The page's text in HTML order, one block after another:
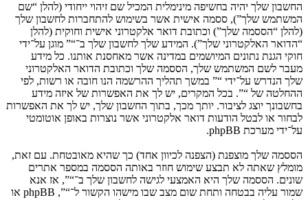
החשבון שלך יהיה בחשיפה מינימלית המכיל שם זיהוי ייחודי (להלן “שם
המשתמש שלך”), ססמה אישית אשר בשימוש להתחברות לחשבון שלך
(להלן “הססמה שלך”) וכתובת דואר אלקטרוני אישית וחוקית (להלן
“הדואר האלקטרוני שלך”). המידע שלך לחשבון שלך ב־“” מוגן על־ידי
חוקי הגנת נתונים המיושמים במדינה אשר מאחסנת אותנו. כל מידע
מעבר לשם המשתמש שלך, הססמה שלך וכתובת הדואר האלקטרוני
שלך הנדרש על־ידי “” במשך תהליך ההרשמה הנו חובה או רשות, לפי
ההחלטה של “”. בכל המקרים, יש לך את האפשרות של איזה מידע
בחשבונך יוצג לציבור. יותך מכך, בתוך החשבון שלך, יש לך את האפשרות
לבחור או לבטל הודעות דואר אלקטרוני אשר נוצרות באופן אוטומטי
על־ידי מערכת phpBB.
הססמה שלך מוצפנת (הצפנה לכיוון אחד) כך שהיא מאובטחת. עם זאת,
מומלץ שאתה לא תבצע שימוש חוזר באותה הססמה במספר אתרים
שונים. הססמה שלך היא האמצעי לגישה לחשבון שלך ב־“”, אז אנא
שמור עליה בבטחה ותחת שום מצב שבו מישהו הקשור ל־“”, phpBB או